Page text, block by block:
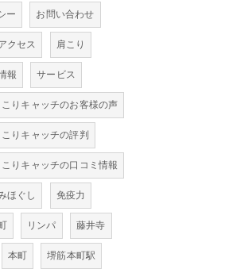
ー お問い合わせ
クセス 肩こり
報 サービス
りキャッチのお客様の声
りキャッチの評判
りキャッチの口コミ情報
ほぐし 免疫力
リンパ 藤井寺
本町 堺筋本町駅